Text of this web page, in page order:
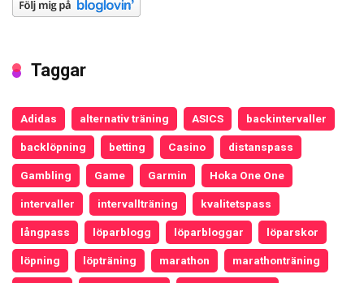
Taggar
Adidas alternativ träning ASICS backintervaller
backlöpning betting Casino distanspass
Gambling Game Garmin Hoka One One
intervaller intervallträning kvalitetspass
långpass löparblogg löparbloggar löparskor
löpning löpträning marathon marathonträning